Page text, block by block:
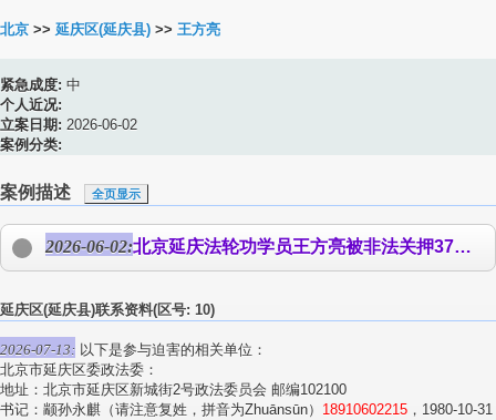
北京 >> 延庆区(延庆县) >> 王方亮
紧急成度: 中
个人近况:
立案日期: 2026-06-02
案例分类:
案例描述 全页显示
2026-06-02:北京延庆法轮功学员王方亮被非法关押37天 已回家 2026年6月1日，被非法关押37天的北京延庆法轮功学员
延庆区(延庆县)联系资料(区号: 10)
2026-07-13: 以下是参与迫害的相关单位：
北京市延庆区委政法委：
地址：北京市延庆区新城街2号政法委员会 邮编102100
书记：颛孙永麒（请注意复姓，拼音为Zhuānsūn） 18910602215 ，1980-10-31